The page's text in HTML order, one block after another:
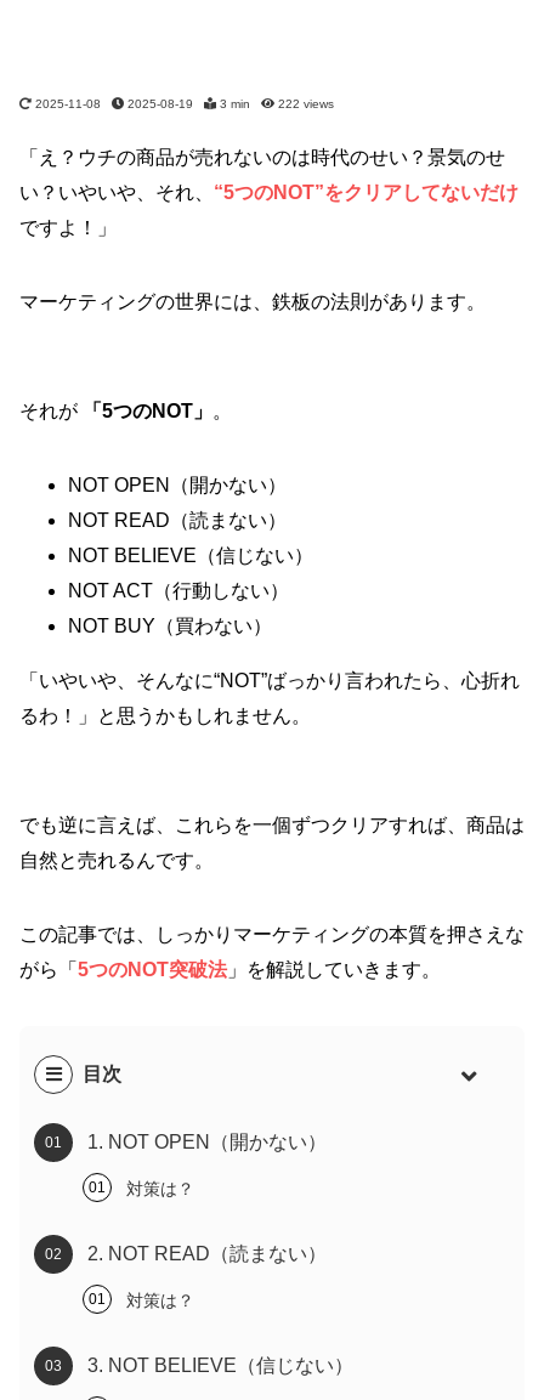
2025-11-08 2025-08-19 3 min 222 views
「え？ウチの商品が売れないのは時代のせい？景気のせ
い？いやいや、それ、 “5つのNOT”をクリアしてないだけ
ですよ！」
マーケティングの世界には、鉄板の法則があります。
それが 「5つのNOT」 。
NOT OPEN（開かない）
NOT READ（読まない）
NOT BELIEVE（信じない）
NOT ACT（行動しない）
NOT BUY（買わない）
「いやいや、そんなに“NOT”ばっかり言われたら、心折れ
るわ！」と思うかもしれません。
でも逆に言えば、これらを一個ずつクリアすれば、商品は
自然と売れるんです。
この記事では、しっかりマーケティングの本質を押さえな
がら「 5つのNOT突破法 」を解説していきます。
目次
1. NOT OPEN（開かない）
対策は？
2. NOT READ（読まない）
対策は？
3. NOT BELIEVE（信じない）